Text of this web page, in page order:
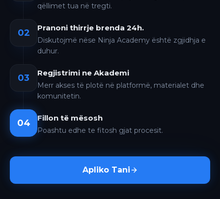
qëllimet tua në tregti.
02 Pranoni thirrje brenda 24h.
Diskutojmë nëse Ninja Academy është zgjidhja e
duhur.
03 Regjistrimi ne Akademi
Merr akses të plotë në platformë, materialet dhe
komunitetin.
04 Fillon të mësosh
Poashtu edhe te fitosh gjat procesit.
Apliko Tani